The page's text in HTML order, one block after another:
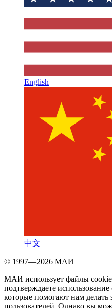
English
中文
© 1997—2026 МАИ
МАИ использует файлы
подтверждаете
которые помогают нам делать